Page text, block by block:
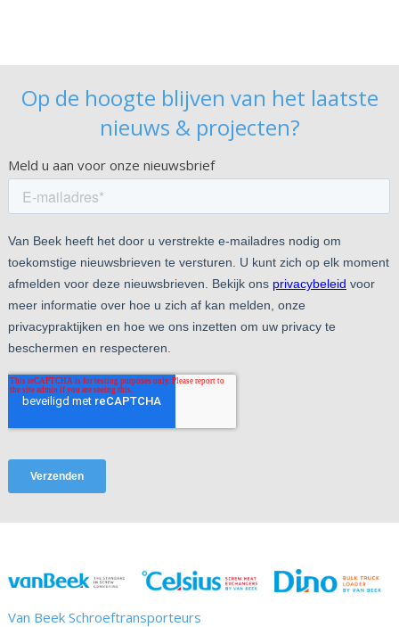
Op de hoogte blijven van het laatste
nieuws & projecten?
Meld u aan voor onze nieuwsbrief
Van Beek Schroeftransporteurs